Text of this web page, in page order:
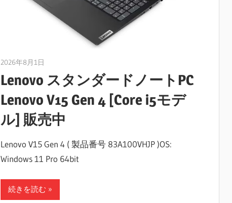
2026年8月1日
Lenovo スタンダードノートPC
Lenovo V15 Gen 4 [Core i5モデ
ル] 販売中
Lenovo V15 Gen 4 ( 製品番号 83A100VHJP )OS:
Windows 11 Pro 64bit
続きを読む